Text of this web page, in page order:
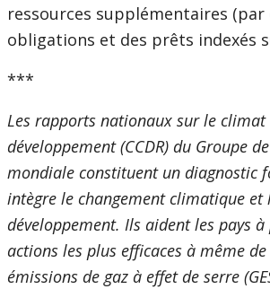
ressources supplémentaires (par
obligations et des prêts indexés
***
Les rapports nationaux sur le climat
développement (CCDR) du Groupe
mondiale constituent un diagnostic
intègre le changement climatique et
développement. Ils aident les pays
actions les plus efficaces à même
émissions de gaz à effet de serre